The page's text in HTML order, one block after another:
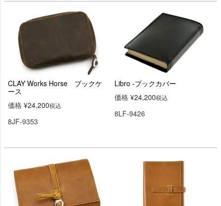
CLAY Works Horse ブックケ
ース
価格 ¥24,200税込
8JF-9353
Libro -ブックカバー
価格 ¥24,200税込
8LF-9426